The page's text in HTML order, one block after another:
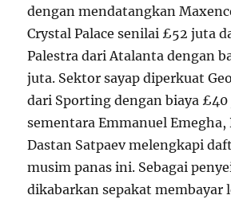
dengan mendatangkan
Crystal Palace senilai £52 juta
Palestra dari Atalanta dengan
juta. Sektor sayap diperkuat
dari Sporting dengan biaya £40
sementara Emmanuel Emegha,
Dastan Satpaev melengkapi
musim panas ini. Sebagai
dikabarkan sepakat membayar